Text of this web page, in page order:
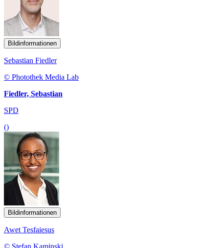
Bildinformationen
Sebastian Fiedler
© Photothek Media Lab
Fiedler, Sebastian
SPD
()
Bildinformationen
Awet Tesfaiesus
© Stefan Kaminski